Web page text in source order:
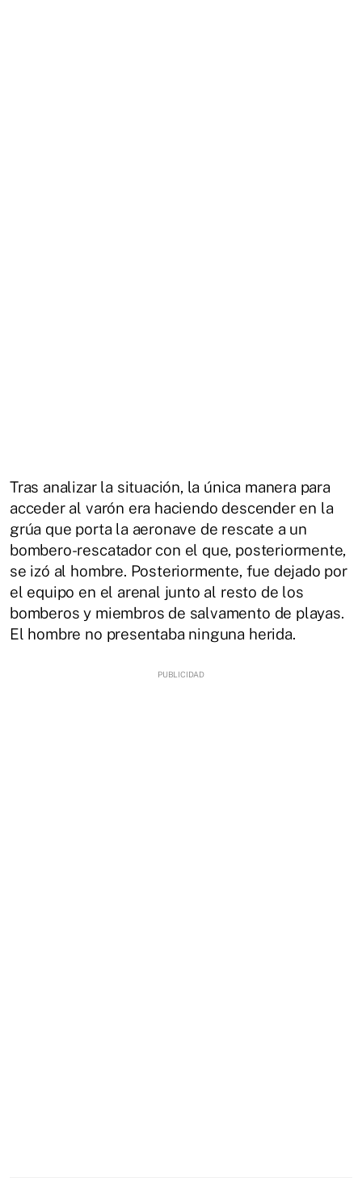
Tras analizar la situación, la única manera para
acceder al varón era haciendo descender en la
grúa que porta la aeronave de rescate a un
bombero-rescatador con el que, posteriormente,
se izó al hombre. Posteriormente, fue dejado por
el equipo en el arenal junto al resto de los
bomberos y miembros de salvamento de playas.
El hombre no presentaba ninguna herida.